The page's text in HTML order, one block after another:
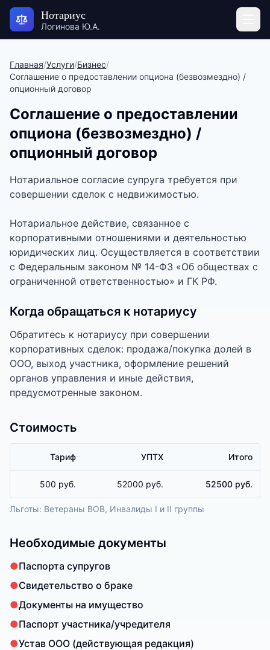
Нотариус
Логинова Ю.А.
Главная/Услуги/Бизнес/
Соглашение о предоставлении опциона (безвозмездно) /
опционный договор
Соглашение о предоставлении
опциона (безвозмездно) /
опционный договор
Нотариальное согласие супруга требуется при
совершении сделок с недвижимостью.
Нотариальное действие, связанное с
корпоративными отношениями и деятельностью
юридических лиц. Осуществляется в соответствии
с Федеральным законом № 14-ФЗ «Об обществах с
ограниченной ответственностью» и ГК РФ.
Когда обращаться к нотариусу
Обратитесь к нотариусу при совершении
корпоративных сделок: продажа/покупка долей в
ООО, выход участника, оформление решений
органов управления и иные действия,
предусмотренные законом.
Стоимость
Тариф УПТХ Итого
500 руб. 52000 руб. 52500 руб.
Льготы: Ветераны ВОВ, Инвалиды I и II группы
Необходимые документы
●Паспорта супругов
●Свидетельство о браке
●Документы на имущество
●Паспорт участника/учредителя
●Устав ООО (действующая редакция)